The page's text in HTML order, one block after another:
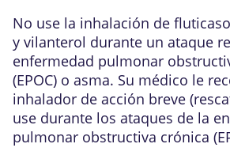
No use la inhalación de
y vilanterol durante un ataque
enfermedad pulmonar
(EPOC) o asma. Su médico le
inhalador de acción breve
use durante los ataques de la
pulmonar obstructiva crónica